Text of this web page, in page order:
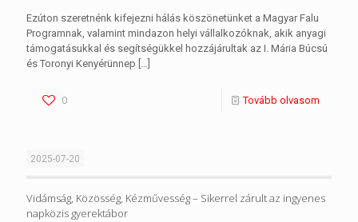
Ezúton szeretnénk kifejezni hálás köszönetünket a Magyar Falu
Programnak, valamint mindazon helyi vállalkozóknak, akik anyagi
támogatásukkal és segítségükkel hozzájárultak az I. Mária Búcsú
és Toronyi Kenyérünnep […]
0 Tovább olvasom
2025-07-20
Vidámság, Közösség, Kézművesség – Sikerrel zárult az ingyenes
napközis gyerektábor